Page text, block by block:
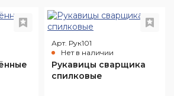
Арт. Рук101
Нет в наличии
Рукавицы сварщика
спилковые